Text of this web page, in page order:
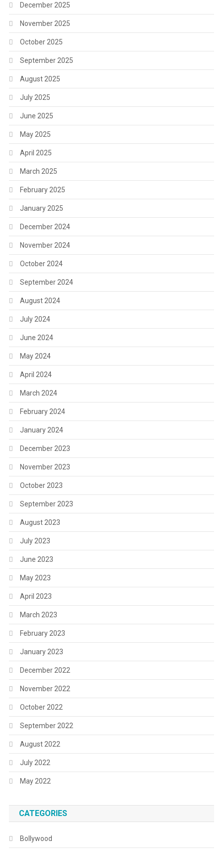
December 2025
November 2025
October 2025
September 2025
August 2025
July 2025
June 2025
May 2025
April 2025
March 2025
February 2025
January 2025
December 2024
November 2024
October 2024
September 2024
August 2024
July 2024
June 2024
May 2024
April 2024
March 2024
February 2024
January 2024
December 2023
November 2023
October 2023
September 2023
August 2023
July 2023
June 2023
May 2023
April 2023
March 2023
February 2023
January 2023
December 2022
November 2022
October 2022
September 2022
August 2022
July 2022
May 2022
CATEGORIES
Bollywood